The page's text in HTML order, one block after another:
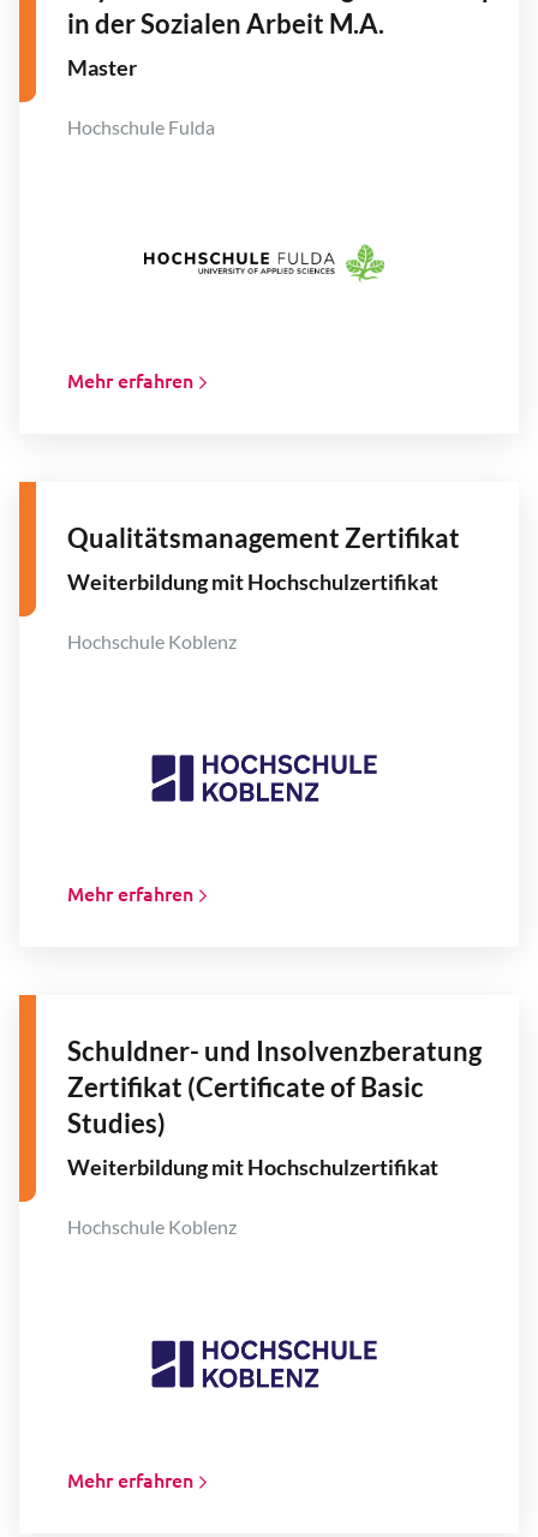
in der Sozialen Arbeit M.A.
Master
Hochschule Fulda
Mehr erfahren
Qualitätsmanagement Zertifikat
Weiterbildung mit Hochschulzertifikat
Hochschule Koblenz
Mehr erfahren
Schuldner- und Insolvenzberatung
Zertifikat (Certificate of Basic
Studies)
Weiterbildung mit Hochschulzertifikat
Hochschule Koblenz
Mehr erfahren